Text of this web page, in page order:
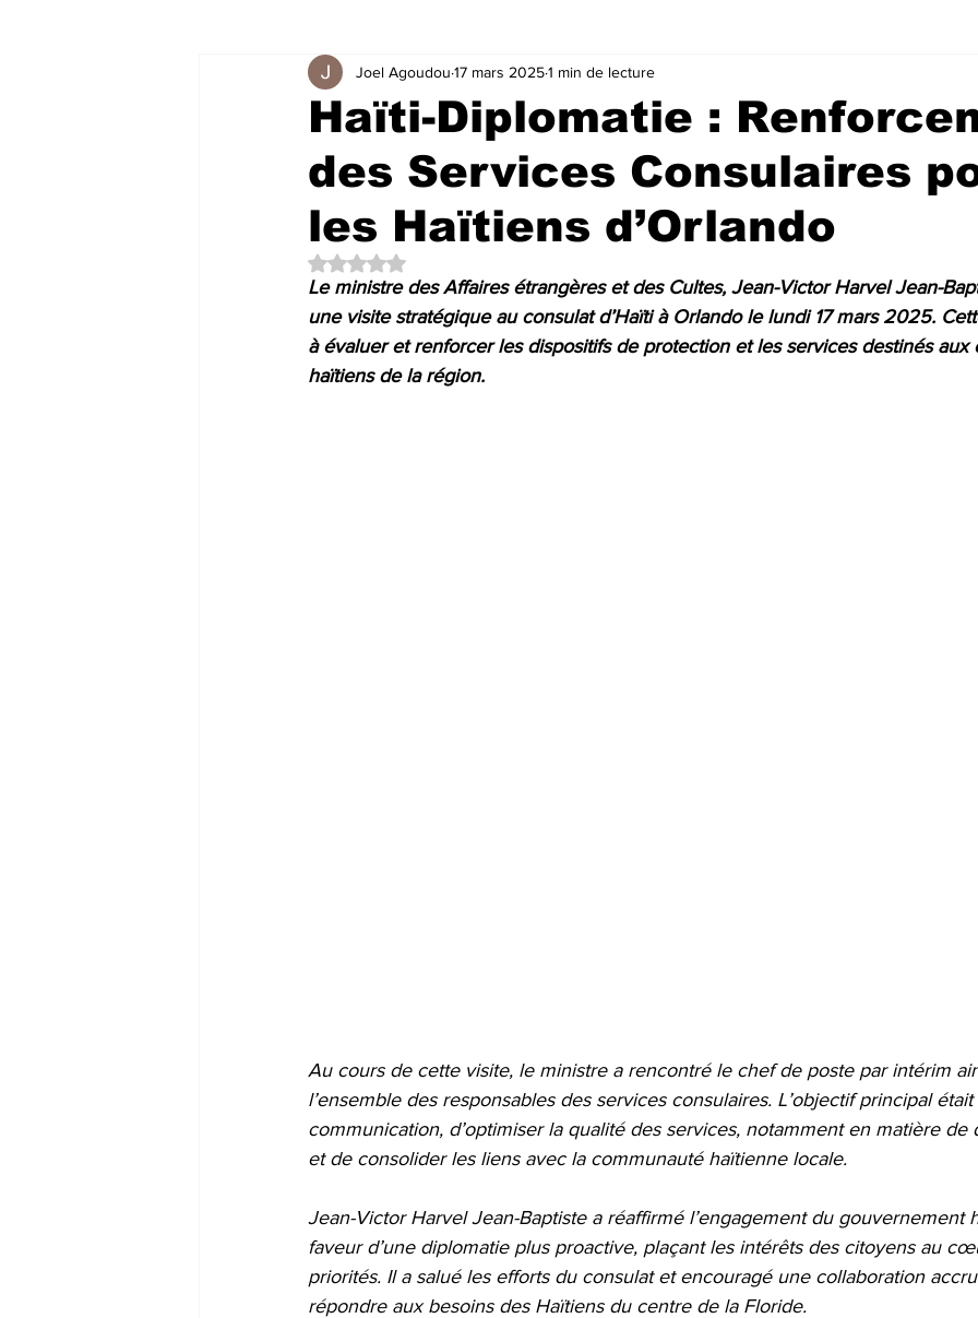
Haïti-Diplomatie :
des Services Consulaires
les Haïtiens d’Orlando
Joel Agoudou 17 mars 20251 min de lecture
Noté NaN étoiles sur 5.
Le ministre des Affaires étrangères et des Cultes, Jean-Victor Harvel Jean-
une visite stratégique au consulat d’Haïti à Orlando le lundi 17 mars 2025.
à évaluer et renforcer les dispositifs de protection et les services destinés
haïtiens de la région.
Au cours de cette visite, le ministre a rencontré le chef de poste par intérim
l’ensemble des responsables des services consulaires. L’objectif principal
communication, d’optimiser la qualité des services, notamment en matière
et de consolider les liens avec la communauté haïtienne locale.
Jean-Victor Harvel Jean-Baptiste a réaffirmé l’engagement du gouvernement
faveur d’une diplomatie plus proactive, plaçant les intérêts des citoyens au
priorités. Il a salué les efforts du consulat et encouragé une collaboration
répondre aux besoins des Haïtiens du centre de la Floride.